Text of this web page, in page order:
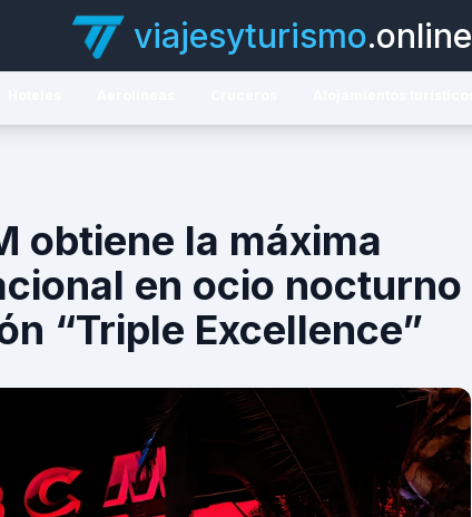
viajesyturismo.online
obtiene la máxima
en ocio nocturno
“Triple Excellence”